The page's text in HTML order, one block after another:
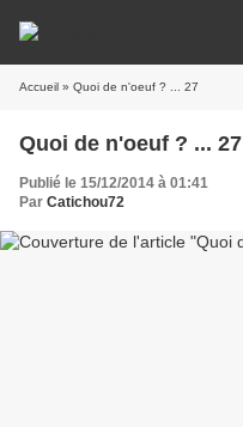
Accueil » Quoi de n'oeuf ? ... 27
Quoi de n'oeuf ? ... 27
Publié le 15/12/2014 à 01:41
Par Catichou72